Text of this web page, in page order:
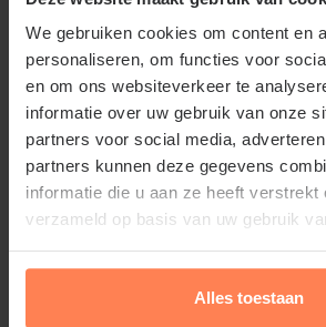
We gebruiken cookies om content en
personaliseren, om functies voor
en om ons websiteverkeer te
informatie over uw gebruik van onze
partners voor social media,
partners kunnen deze gegevens
informatie die u aan ze heeft verstrekt
verzameld op basis van uw gebruik
Alles toestaan
halfvochtige bodem in de volle zon
hoe meer zon hoe meer bloemen.
blijft laag en compact; kan daarom
aangeplant als lage haag en als
border.
Spiraea japonica 'Golden
Lees meer
Gerelateerde producten